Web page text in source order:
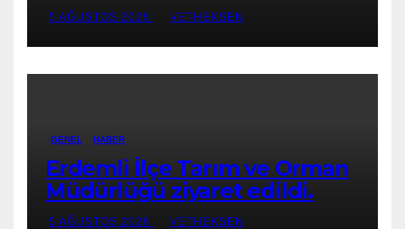
5 AĞUSTOS 2026 VETHEKSEN
GENEL HABER
Erdemli İlçe Tarım ve Orman
Müdürlüğü ziyaret edildi.
5 AĞUSTOS 2026 VETHEKSEN